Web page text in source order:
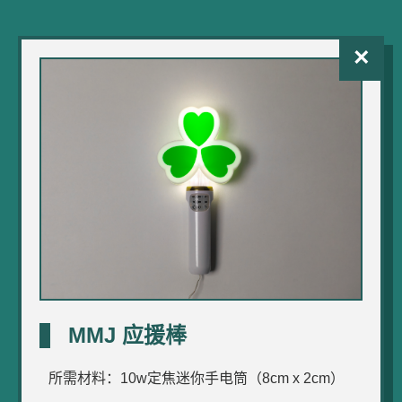
×
MMJ 应援棒
所需材料：10w定焦迷你手电筒（8cm x 2cm）